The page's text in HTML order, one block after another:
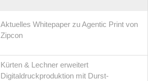
Aktuelles Whitepaper zu Agentic Print von
Zipcon
Kürten & Lechner erweitert
Digitaldruckproduktion mit Durst-